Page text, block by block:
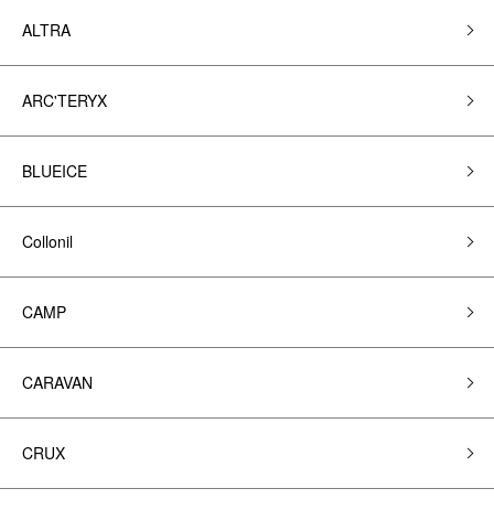
ALTRA
ARC'TERYX
BLUEICE
Collonil
CAMP
CARAVAN
CRUX